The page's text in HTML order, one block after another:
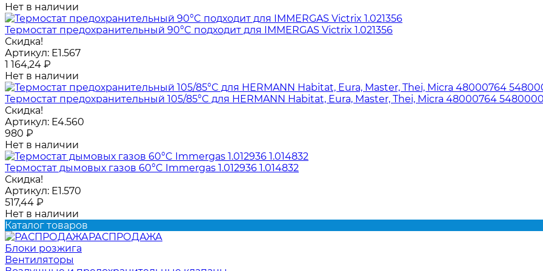
Нет в наличии
Термостат предохранительный 90°C подходит для IMMERGAS Victrix 1.021356
Скидка!
Артикул: E1.567
1 164,24 ₽
Нет в наличии
Термостат предохранительный 105/85°C для HERMANN Habitat, Eura, Master, Thei, Micra 48000764
Скидка!
Артикул: E4.560
980 ₽
Нет в наличии
Термостат дымовых газов 60°C Immergas 1.012936 1.014832
Скидка!
Артикул: E1.570
517,44 ₽
Нет в наличии
Каталог товаров
РАСПРОДАЖА
Блоки розжига
Вентиляторы